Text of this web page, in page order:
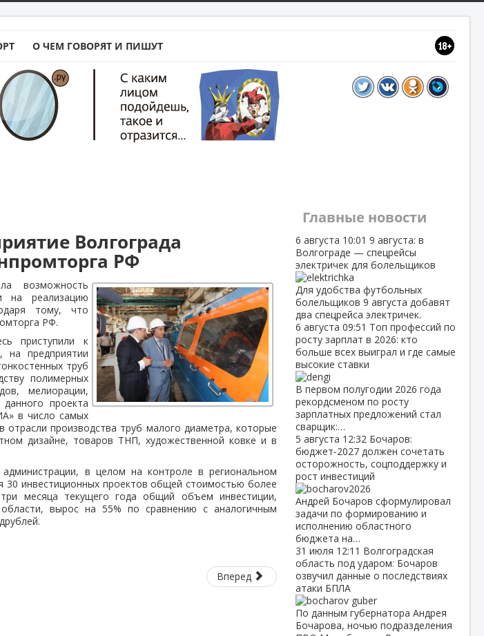
О ЧЕМ ГОВОРЯТ И ПИШУТ
Волгограда
РФ
возможность
на реализацию
тому, что
РФ.
приступили к
на предприятии
труб
полимерных
мелиорации,
проекта
в число самых
отрасли производства труб малого диаметра, которые
дизайне, товаров ТНП, художественной ковке и в
в целом на контроле в региональном
30 инвестиционных проектов общей стоимостью более
месяца текущего года общий объем инвестиции,
вырос на 55% по сравнению с аналогичным
Вперед
Главные новости
6 августа 10:01 9 августа: в
Волгограде — спецрейсы
электричек для болельщиков
Для удобства футбольных
болельщиков 9 августа добавят
два спецрейса электричек.
6 августа 09:51 Топ профессий по
росту зарплат в 2026: кто
больше всех выиграл и где самые
высокие ставки
В первом полугодии 2026 года
рекордсменом по росту
зарплатных предложений стал
сварщик:…
5 августа 12:32 Бочаров:
бюджет‑2027 должен сочетать
осторожность, соцподдержку и
рост инвестиций
Андрей Бочаров сформулировал
задачи по формированию и
исполнению областного
бюджета на…
31 июля 12:11 Волгоградская
область под ударом: Бочаров
озвучил данные о последствиях
атаки БПЛА
По данным губернатора Андрея
Бочарова, ночью подразделения